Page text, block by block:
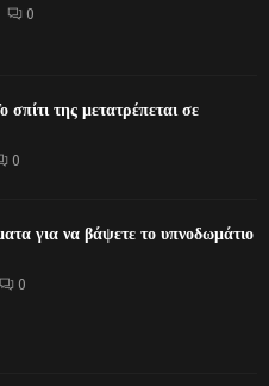
0
της μετατρέπεται σε
0
για να βάψετε το υπνοδωμάτιο
0